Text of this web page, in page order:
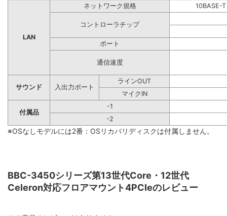
LAN
ネットワーク規格 10BASE-
コントローラチップ
ポート
通信速度
サウンド 入出力ポート
ラインOUT
マイクIN
付属品
-1
-2
※OSなしモデルには2番：OSリカバリディスクは付属しません。
BBC-3450シリーズ第13世代Core・12世代
Celeron対応フロアマウント4PCIeのレビュー